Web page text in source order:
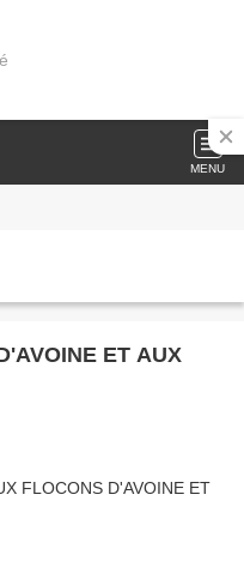
MENU
ET AUX